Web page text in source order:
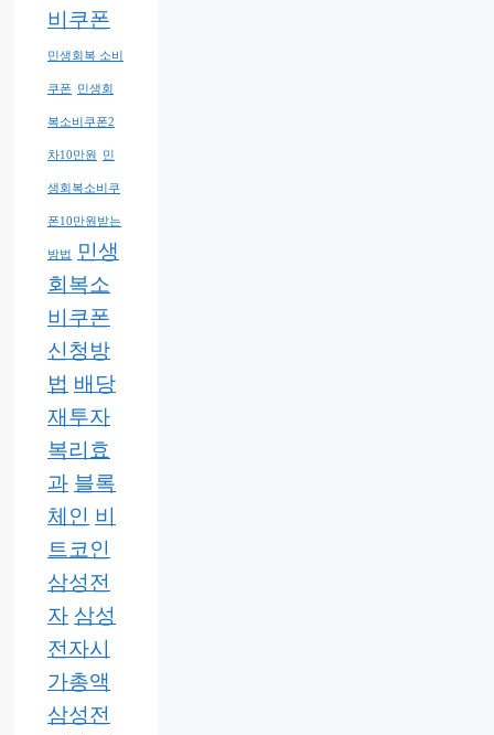
비쿠폰
민생회복 소비
쿠폰 민생회
복소비쿠폰2
차10만원 민
생회복소비쿠
폰10만원받는
방법
민생
회복소
비쿠폰
신청방
법 배당
재투자
복리효
과 블록
체인 비
트코인
삼성전
자 삼성
전자시
가총액
삼성전